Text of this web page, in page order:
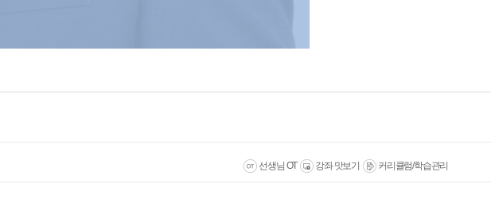
선생님 OT 강좌 맛보기 커리큘럼/학습관리